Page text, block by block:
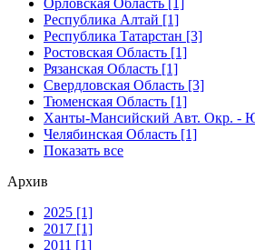
Орловская Область [1]
Республика Алтай [1]
Республика Татарстан [3]
Ростовская Область [1]
Рязанская Область [1]
Свердловская Область [3]
Тюменская Область [1]
Ханты-Мансийский Авт. Окр. -
Челябинская Область [1]
Показать все
Архив
2025 [1]
2017 [1]
2011 [1]